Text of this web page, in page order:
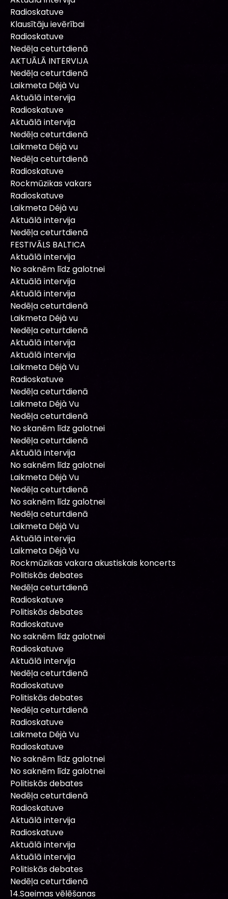
Radioskatuve
Klausītāju ievērībai
Radioskatuve
Nedēļa ceturtdienā
AKTUĀLĀ INTERVIJA
Nedēļa ceturtdienā
Laikmeta Déjà Vu
Aktuālā intervija
Radioskatuve
Aktuālā intervija
Nedēļa ceturtdienā
Laikmeta Déjà vu
Nedēļa ceturtdienā
Radioskatuve
Rockmūzikas vakars
Radioskatuve
Laikmeta Déjà vu
Aktuālā intervija
Nedēļa ceturtdienā
FESTIVĀLS BALTICA
Aktuālā intervija
No saknēm līdz galotnei
Aktuālā intervija
Aktuālā intervija
Nedēļa ceturtdienā
Laikmeta Déjà vu
Nedēļa ceturtdienā
Aktuālā intervija
Aktuālā intervija
Laikmeta Déjà Vu
Radioskatuve
Nedēļa ceturtdienā
Laikmeta Déjà Vu
Nedēļa ceturtdienā
No skanēm līdz galotnei
Nedēļa ceturtdienā
Aktuālā intervija
No saknēm līdz galotnei
Laikmeta Déjà Vu
Nedēļa ceturtdienā
No saknēm līdz galotnei
Nedēļa ceturtdienā
Laikmeta Déjà Vu
Aktuālā intervija
Laikmeta Déjà Vu
Rockmūzikas vakara akustiskais koncerts
Politiskās debates
Nedēļa ceturtdienā
Radioskatuve
Politiskās debates
Radioskatuve
No saknēm līdz galotnei
Radioskatuve
Aktuālā intervija
Nedēļa ceturtdienā
Radioskatuve
Politiskās debates
Nedēļa ceturtdienā
Radioskatuve
Laikmeta Déjà Vu
Radioskatuve
No saknēm līdz galotnei
No saknēm līdz galotnei
Politiskās debates
Nedēļa ceturtdienā
Radioskatuve
Aktuālā intervija
Radioskatuve
Aktuālā intervija
Aktuālā intervija
Politiskās debates
Nedēļa ceturtdienā
14.Saeimas vēlēšanas